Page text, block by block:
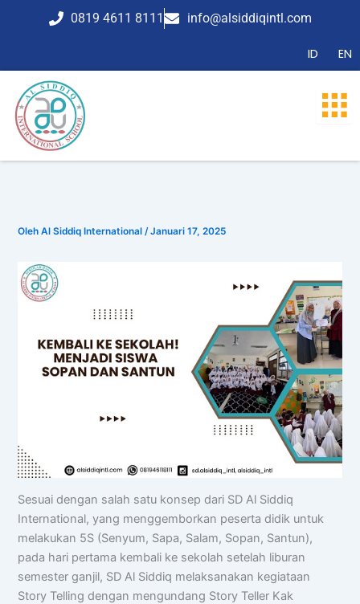
0819 4611 8111 info@alsiddiqintl.com
ID EN
OlehAl Siddiq International/Januari 17, 2025
Sesuai dengan salah satu konsep dari SD Al Siddiq
International, yang menggemborkan peserta didik untuk
melakukan 5S (Senyum, Sapa, Salam, Sopan, Santun),
pada hari pertama kembali ke sekolah setelah liburan
semester ganjil, SD Al Siddiq melaksanakan kegiataan
Story Telling dengan mengundang Story Teller Kak